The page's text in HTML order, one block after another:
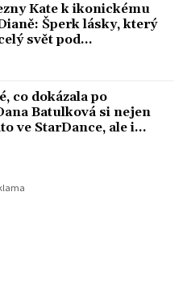
Kate k ikonickému
Šperk lásky, který
svět pod
co dokázala po
Batulková si nejen
ve StarDance, ale i